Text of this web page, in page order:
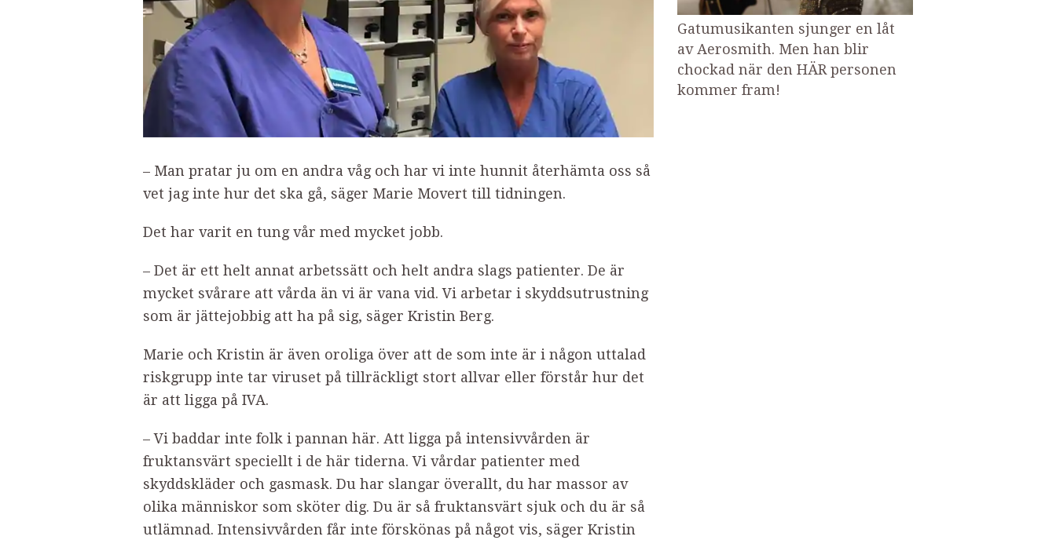
– Man pratar ju om en andra våg och har vi inte hunnit återhämta oss så
vet jag inte hur det ska gå, säger Marie Movert till tidningen.
Det har varit en tung vår med mycket jobb.
– Det är ett helt annat arbetssätt och helt andra slags patienter. De är
mycket svårare att vårda än vi är vana vid. Vi arbetar i skyddsutrustning
som är jättejobbig att ha på sig, säger Kristin Berg.
Marie och Kristin är även oroliga över att de som inte är i någon uttalad
riskgrupp inte tar viruset på tillräckligt stort allvar eller förstår hur det
är att ligga på IVA.
– Vi baddar inte folk i pannan här. Att ligga på intensivvården är
fruktansvärt speciellt i de här tiderna. Vi vårdar patienter med
skyddskläder och gasmask. Du har slangar överallt, du har massor av
olika människor som sköter dig. Du är så fruktansvärt sjuk och du är så
utlämnad. Intensivvården får inte förskönas på något vis, säger Kristin
Gatumusikanten sjunger en låt
av Aerosmith. Men han blir
chockad när den HÄR personen
kommer fram!